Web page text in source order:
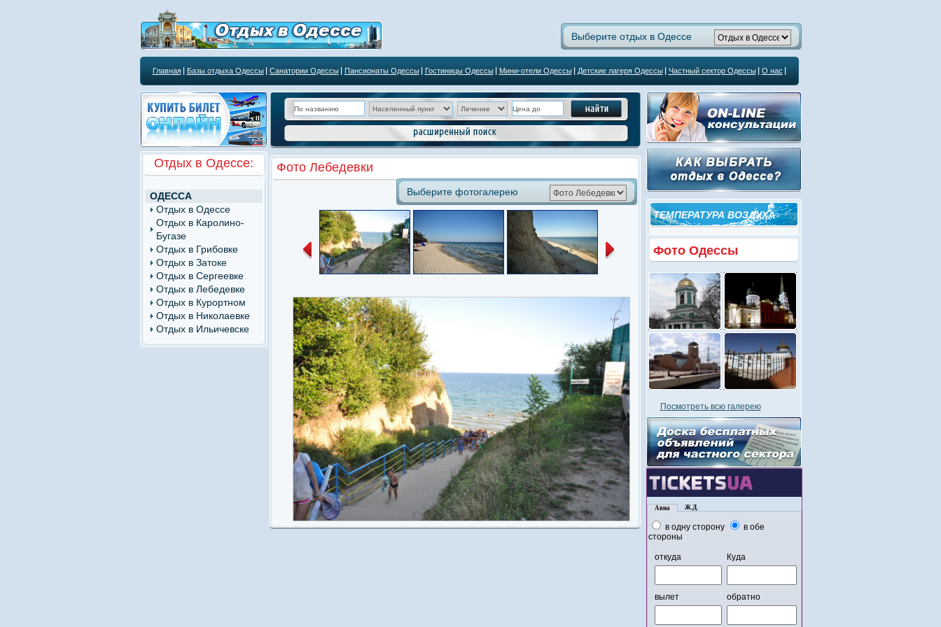
Выберите отдых в Одессе
Главная Базы отдыха Одессы Санатории Одессы Пансионаты Одессы Гостиницы Одессы Мини-отели Одессы Детские лагеря Одессы Частный сектор Одессы О нас
Курортным учреждениям
ТЕМПЕРАТУРА ВОЗДУХА
Фото Одессы
Посмотреть всю галерею
Отдых в Одессе:
ОДЕССА
Отдых в Одессе
Отдых в Каролино-
Бугазе
Отдых в Грибовке
Отдых в Затоке
Отдых в Сергеевке
Отдых в Лебедевке
Отдых в Курортном
Отдых в Николаевке
Отдых в Ильичевске
Фото Лебедевки
Выберите фотогалерею